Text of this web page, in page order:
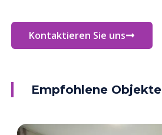
Kontaktieren Sie uns
Empfohlene Objekte